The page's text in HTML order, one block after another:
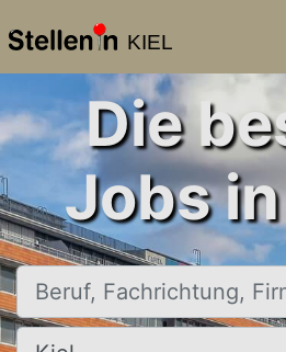
KIEL
Die
Jobs
Beruf, Fachrichtung, Firma
Ort, Stadt